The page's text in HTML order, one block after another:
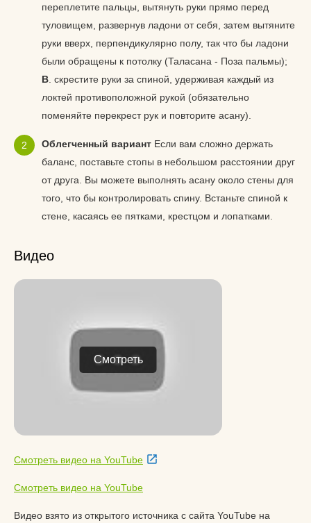
переплетите пальцы, вытянуть руки прямо перед
туловищем, развернув ладони от себя, затем вытяните
руки вверх, перпендикулярно полу, так что бы ладони
были обращены к потолку (Таласана - Поза пальмы);
В . скрестите руки за спиной, удерживая каждый из
локтей противоположной рукой (обязательно
поменяйте перекрест рук и повторите асану).
Облегченный вариант Если вам сложно держать
баланс, поставьте стопы в небольшом расстоянии друг
от друга. Вы можете выполнять асану около стены для
того, что бы контролировать спину. Встаньте спиной к
стене, касаясь ее пятками, крестцом и лопатками.
Видео
Смотреть
Смотреть видео на YouTube
Смотреть видео на YouTube
Видео взято из открытого источника с сайта YouTube на